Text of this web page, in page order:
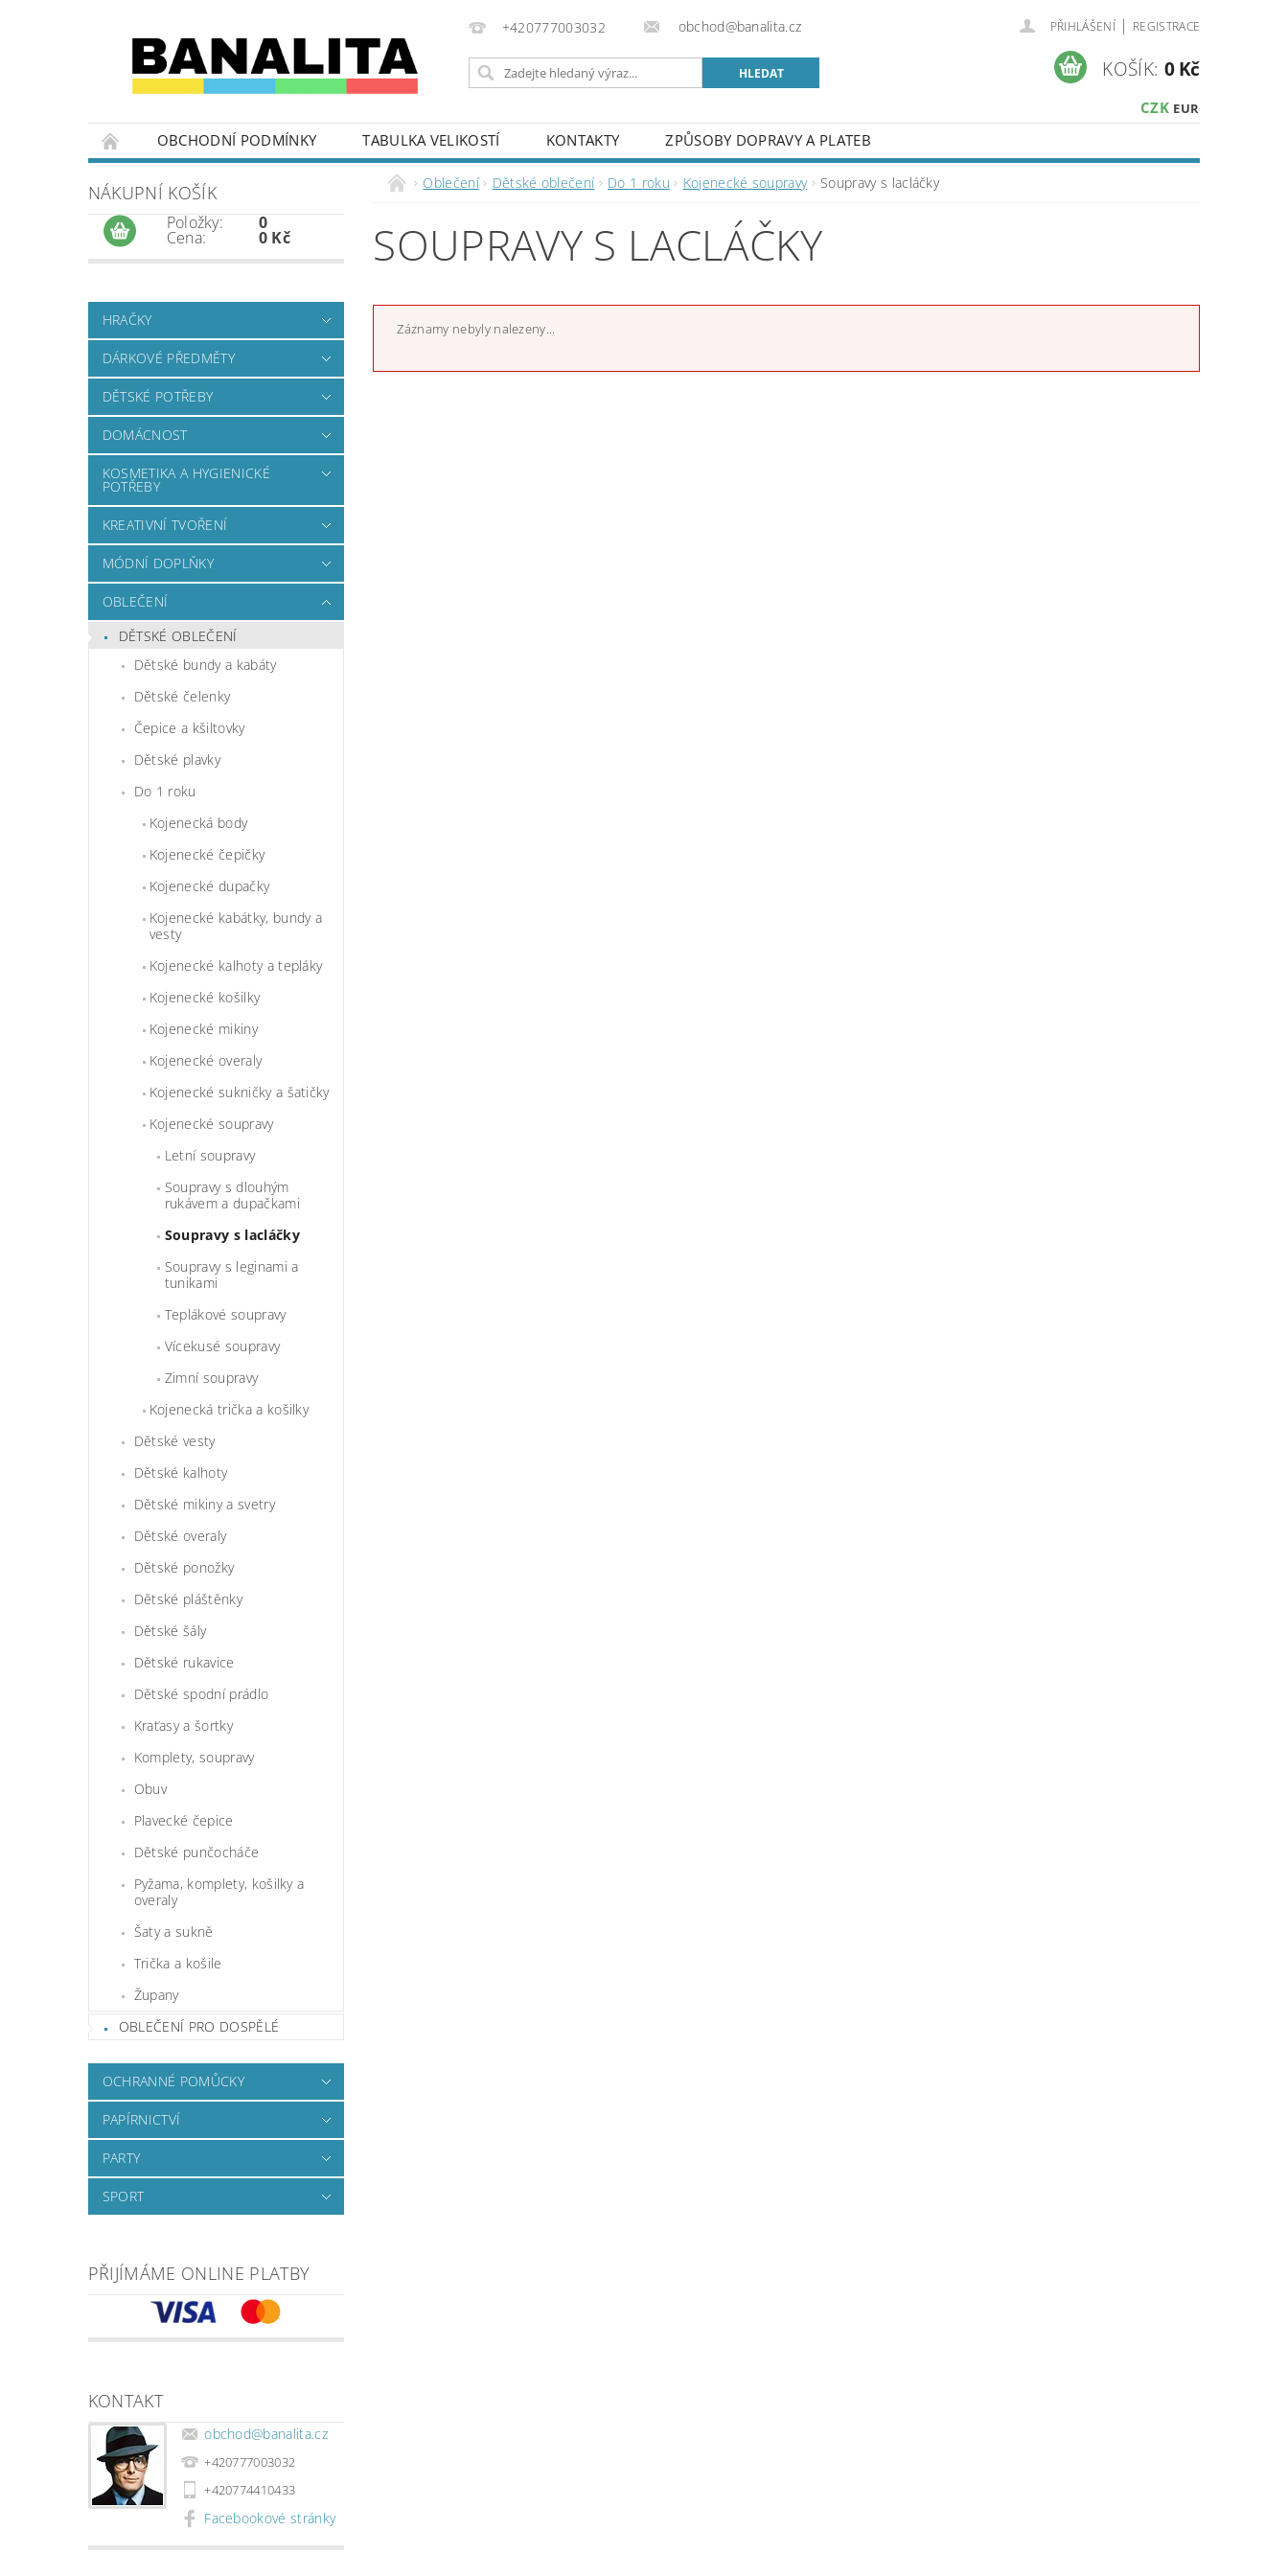
+420777003032 obchod@banalita.cz PŘIHLÁŠENÍ | REGISTRACE
CZK EUR
KOŠÍK: 0 Kč
OBCHODNÍ PODMÍNKY TABULKA VELIKOSTÍ KONTAKTY ZPŮSOBY DOPRAVY A PLATEB
NÁKUPNÍ KOŠÍK
Položky:
Cena:
0
0 Kč
HRAČKY
DÁRKOVÉ PŘEDMĚTY
DĚTSKÉ POTŘEBY
DOMÁCNOST
KOSMETIKA A HYGIENICKÉ
POTŘEBY
KREATIVNÍ TVOŘENÍ
MÓDNÍ DOPLŇKY
OBLEČENÍ
DĚTSKÉ OBLEČENÍ
Dětské bundy a kabáty
Dětské čelenky
Čepice a kšiltovky
Dětské plavky
Do 1 roku
Kojenecká body
Kojenecké čepičky
Kojenecké dupačky
Kojenecké kabátky, bundy a
vesty
Kojenecké kalhoty a tepláky
Kojenecké košilky
Kojenecké mikiny
Kojenecké overaly
Kojenecké sukničky a šatičky
Kojenecké soupravy
Letní soupravy
Soupravy s dlouhým
rukávem a dupačkami
Soupravy s lacláčky
Soupravy s leginami a
tunikami
Teplákové soupravy
Vícekusé soupravy
Zimní soupravy
Kojenecká trička a košilky
Dětské vesty
Dětské kalhoty
Dětské mikiny a svetry
Dětské overaly
Dětské ponožky
Dětské pláštěnky
Dětské šály
Dětské rukavice
Dětské spodní prádlo
Kraťasy a šortky
Komplety, soupravy
Obuv
Plavecké čepice
Dětské punčocháče
Pyžama, komplety, košilky a
overaly
Šaty a sukně
Trička a košile
Župany
OBLEČENÍ PRO DOSPĚLÉ
OCHRANNÉ POMŮCKY
PAPÍRNICTVÍ
PARTY
SPORT
PŘIJÍMÁME ONLINE PLATBY
KONTAKT
obchod@banalita.cz
+420777003032
+420774410433
Facebookové stránky
Oblečení Dětské oblečení Do 1 roku Kojenecké soupravy Soupravy s lacláčky
SOUPRAVY S LACLÁČKY
Záznamy nebyly nalezeny...